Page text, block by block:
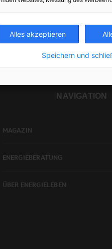
NAVIGATION
MAGAZIN
ENERGIEBERATUNG
ÜBER ENERGIELEBEN
Alles akzeptieren
Speichern und